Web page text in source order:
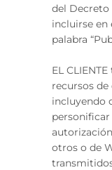
del Decreto
incluirse en
palabra
EL
recursos
incluyendo
personificar
otros o de